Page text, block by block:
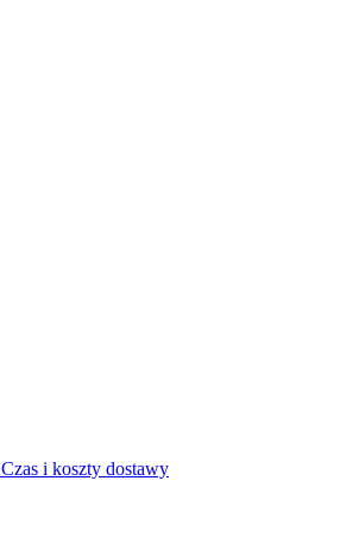
Czas i koszty dostawy